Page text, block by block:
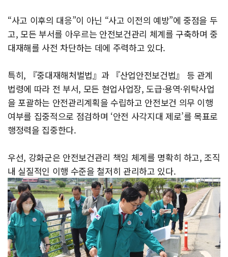
“사고 이후의 대응”이 아닌 “사고 이전의 예방”에 중점을 두
고, 모든 부서를 아우르는 안전보건관리 체계를 구축하며 중
대재해를 사전 차단하는 데에 주력하고 있다.
특히, 『중대재해처벌법』과 『산업안전보건법』 등 관계
법령에 따라 전 부서, 모든 현업사업장, 도급·용역·위탁사업
을 포괄하는 안전관리계획을 수립하고 안전보건 의무 이행
여부를 집중적으로 점검하며 ‘안전 사각지대 제로’를 목표로
행정력을 집중한다.
우선, 강화군은 안전보건관리 책임 체계를 명확히 하고, 조직
내 실질적인 이행 수준을 철저히 관리하고 있다.